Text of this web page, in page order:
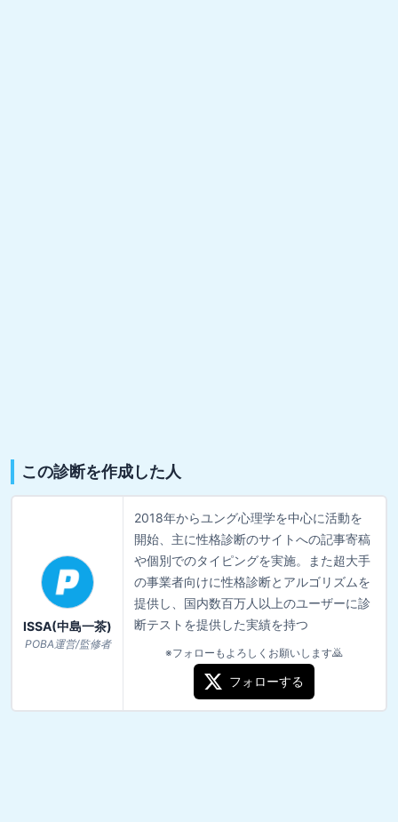
この診断を作成した人
ISSA(中島一茶)
POBA運営/監修者
2018年からユング心理学を中心に活動を
開始、主に性格診断のサイトへの記事寄稿
や個別でのタイピングを実施。また超大手
の事業者向けに性格診断とアルゴリズムを
提供し、国内数百万人以上のユーザーに診
断テストを提供した実績を持つ
※フォローもよろしくお願いします🙇
フォローする